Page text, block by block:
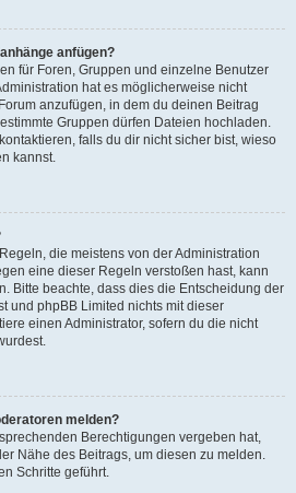
anfügen?
für Foren, Gruppen und einzelne Benutzer
hat es möglicherweise nicht
anzufügen, in dem du deinen Beitrag
Gruppen dürfen Dateien hochladen.
falls du dir nicht sicher bist, wieso
kannst.
die meistens von der Administration
eine dieser Regeln verstoßen hast, kann
Bitte beachte, dass dies die Entscheidung der
und phpBB Limited nichts mit dieser
einen Administrator, sofern du die nicht
melden?
Berechtigungen vergeben hat,
Nähe des Beitrags, um diesen zu melden.
Schritte geführt.